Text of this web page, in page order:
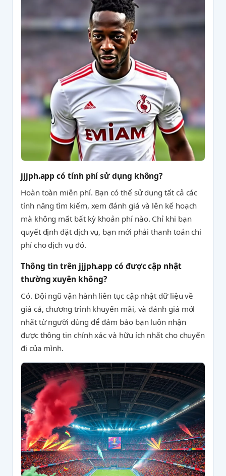
jjjph.app có tính phí sử dụng không?
Hoàn toàn miễn phí. Bạn có thể sử dụng tất cả các
tính năng tìm kiếm, xem đánh giá và lên kế hoạch
mà không mất bất kỳ khoản phí nào. Chỉ khi bạn
quyết định đặt dịch vụ, bạn mới phải thanh toán chi
phí cho dịch vụ đó.
Thông tin trên jjjph.app có được cập nhật
thường xuyên không?
Có. Đội ngũ vận hành liên tục cập nhật dữ liệu về
giá cả, chương trình khuyến mãi, và đánh giá mới
nhất từ người dùng để đảm bảo bạn luôn nhận
được thông tin chính xác và hữu ích nhất cho chuyến
đi của mình.